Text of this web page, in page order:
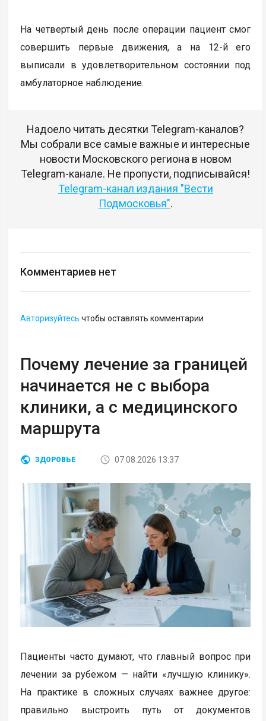
На четвертый день после операции пациент смог
совершить первые движения, а на 12-й его
выписали в удовлетворительном состоянии под
амбулаторное наблюдение.
Надоело читать десятки Telegram-каналов?
Мы собрали все самые важные и интересные
новости Московского региона в новом
Telegram-канале. Не пропусти, подписывайся!
Telegram-канал издания "Вести
Подмосковья".
Комментариев нет
Авторизуйтесь чтобы оставлять комментарии
Почему лечение за границей
начинается не с выбора
клиники, а с медицинского
маршрута
ЗДОРОВЬЕ 07.08.2026 13:37
Пациенты часто думают, что главный вопрос при
лечении за рубежом — найти «лучшую клинику».
На практике в сложных случаях важнее другое:
правильно выстроить путь от документов